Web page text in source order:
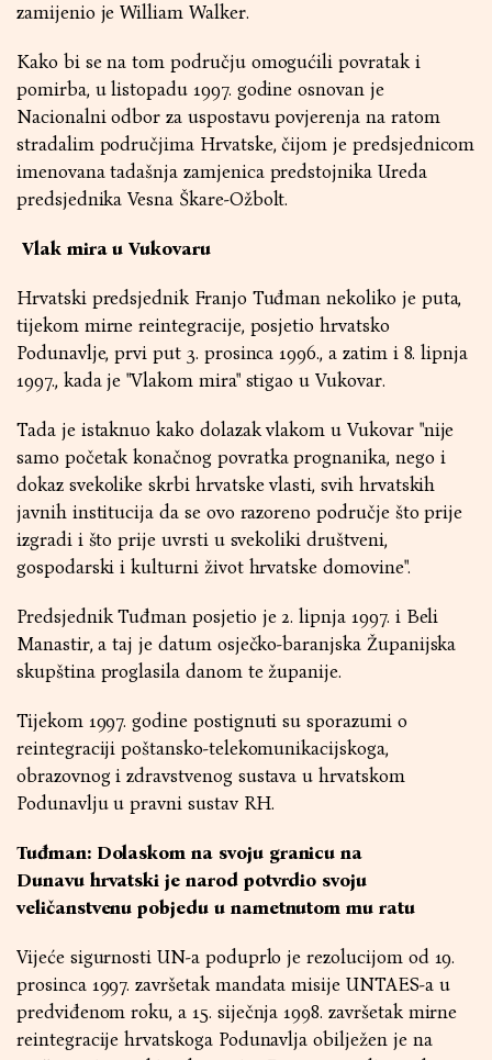
zamijenio je William Walker.
Kako bi se na tom području omogućili povratak i
pomirba, u listopadu 1997. godine osnovan je
Nacionalni odbor za uspostavu povjerenja na ratom
stradalim područjima Hrvatske, čijom je predsjednicom
imenovana tadašnja zamjenica predstojnika Ureda
predsjednika Vesna Škare-Ožbolt.
Vlak mira u Vukovaru
Hrvatski predsjednik Franjo Tuđman nekoliko je puta,
tijekom mirne reintegracije, posjetio hrvatsko
Podunavlje, prvi put 3. prosinca 1996., a zatim i 8. lipnja
1997., kada je "Vlakom mira" stigao u Vukovar.
Tada je istaknuo kako dolazak vlakom u Vukovar "nije
samo početak konačnog povratka prognanika, nego i
dokaz svekolike skrbi hrvatske vlasti, svih hrvatskih
javnih institucija da se ovo razoreno područje što prije
izgradi i što prije uvrsti u svekoliki društveni,
gospodarski i kulturni život hrvatske domovine".
Predsjednik Tuđman posjetio je 2. lipnja 1997. i Beli
Manastir, a taj je datum osječko-baranjska Županijska
skupština proglasila danom te županije.
Tijekom 1997. godine postignuti su sporazumi o
reintegraciji poštansko-telekomunikacijskoga,
obrazovnog i zdravstvenog sustava u hrvatskom
Podunavlju u pravni sustav RH.
Tuđman: Dolaskom na svoju granicu na
Dunavu hrvatski je narod potvrdio svoju
veličanstvenu pobjedu u nametnutom mu ratu
Vijeće sigurnosti UN-a poduprlo je rezolucijom od 19.
prosinca 1997. završetak mandata misije UNTAES-a u
predviđenom roku, a 15. siječnja 1998. završetak mirne
reintegracije hrvatskoga Podunavlja obilježen je na